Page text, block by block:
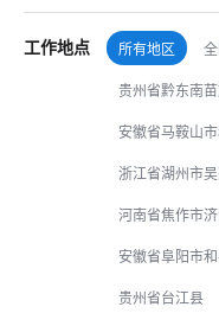
工作地点 所有地区
贵州省黔东南
安徽省马鞍山
浙江省湖州市
河南省焦作市
安徽省阜阳市
贵州省台江县